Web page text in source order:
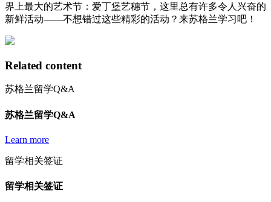
界上最大的艺术节：爱丁堡艺穗节，这里总有许多令人兴奋的
新鲜活动——不想错过这些精彩的活动？来苏格兰学习吧！
Related content
苏格兰留学Q&A
苏格兰留学Q&A
Learn more
留学相关签证
留学相关签证